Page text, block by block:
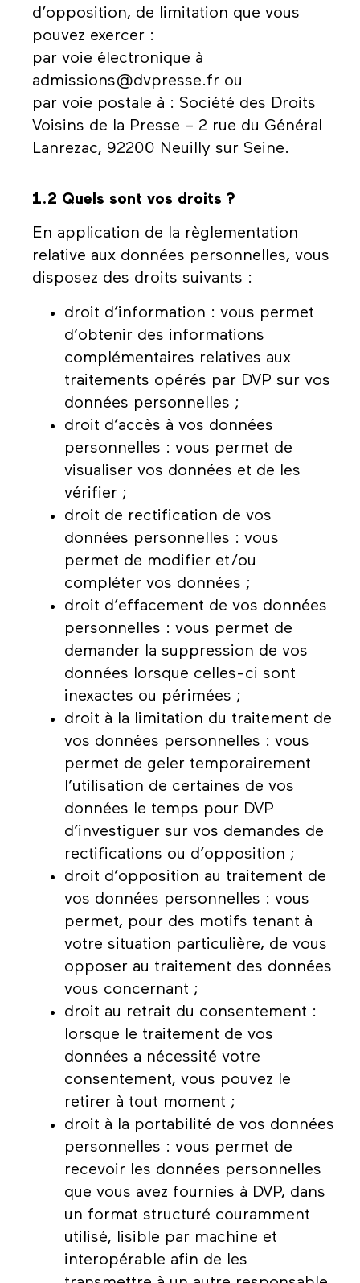
d’opposition, de limitation que vous
pouvez exercer :
par voie électronique à
admissions@dvpresse.fr ou
par voie postale à : Société des Droits
Voisins de la Presse – 2 rue du Général
Lanrezac, 92200 Neuilly sur Seine.
1.2 Quels sont vos droits ?
En application de la règlementation
relative aux données personnelles, vous
disposez des droits suivants :
droit d’information : vous permet
d’obtenir des informations
complémentaires relatives aux
traitements opérés par DVP sur vos
données personnelles ;
droit d’accès à vos données
personnelles : vous permet de
visualiser vos données et de les
vérifier ;
droit de rectification de vos
données personnelles : vous
permet de modifier et/ou
compléter vos données ;
droit d’effacement de vos données
personnelles : vous permet de
demander la suppression de vos
données lorsque celles-ci sont
inexactes ou périmées ;
droit à la limitation du traitement de
vos données personnelles : vous
permet de geler temporairement
l’utilisation de certaines de vos
données le temps pour DVP
d’investiguer sur vos demandes de
rectifications ou d’opposition ;
droit d’opposition au traitement de
vos données personnelles : vous
permet, pour des motifs tenant à
votre situation particulière, de vous
opposer au traitement des données
vous concernant ;
droit au retrait du consentement :
lorsque le traitement de vos
données a nécessité votre
consentement, vous pouvez le
retirer à tout moment ;
droit à la portabilité de vos données
personnelles : vous permet de
recevoir les données personnelles
que vous avez fournies à DVP, dans
un format structuré couramment
utilisé, lisible par machine et
interopérable afin de les